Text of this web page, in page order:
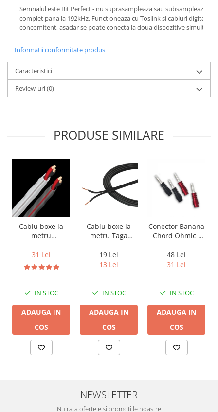
Semnalul este Bit Perfect - nu suprasampleaza sau subsampleaza
complet pana la 192kHz. Functioneaza cu Toslink si cabluri digitale,
concomitent, asadar se poate conecta la doua dispozitive
Informatii conformitate produs
Caracteristici
Review-uri(0)
PRODUSE SIMILARE
Cablu boxe la
metru
DB 16/2,
conductor cupru
LGC
31 Lei
IN STOC
ADAUGA IN
COS
Cablu boxe la
metru Taga
14B, 2 x 2mm
19 Lei
13 Lei
IN STOC
ADAUGA IN
COS
Conector Banana
Chord Ohmic -
48 Lei
31 Lei
IN STOC
ADAUGA IN
COS
NEWSLETTER
Nu rata ofertele si promotiile noastre